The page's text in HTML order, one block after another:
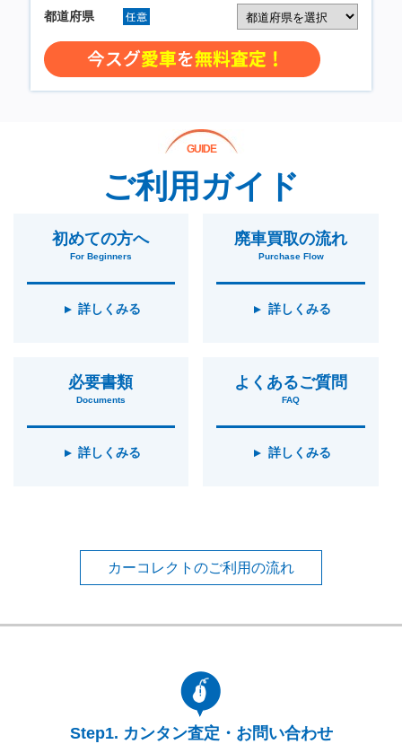
GUIDE
ご利用ガイド
初めての方へ
For Beginners
詳しくみる
廃車買取の流れ
Purchase Flow
詳しくみる
必要書類
Documents
詳しくみる
よくあるご質問
FAQ
詳しくみる
カーコレクトのご利用の流れ
カンタン査定・お問い合わせ